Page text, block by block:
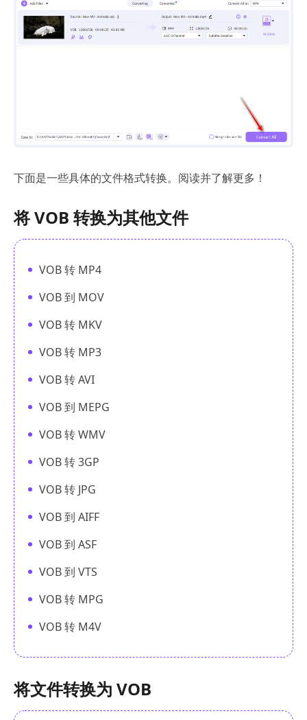
下面是一些具体的文件格式转换。阅读并了解更多！
将 VOB 转换为其他文件
VOB 转 MP4
VOB 到 MOV
VOB 转 MKV
VOB 转 MP3
VOB 转 AVI
VOB 到 MEPG
VOB 转 WMV
VOB 转 3GP
VOB 转 JPG
VOB 到 AIFF
VOB 到 ASF
VOB 到 VTS
VOB 转 MPG
VOB 转 M4V
将文件转换为 VOB